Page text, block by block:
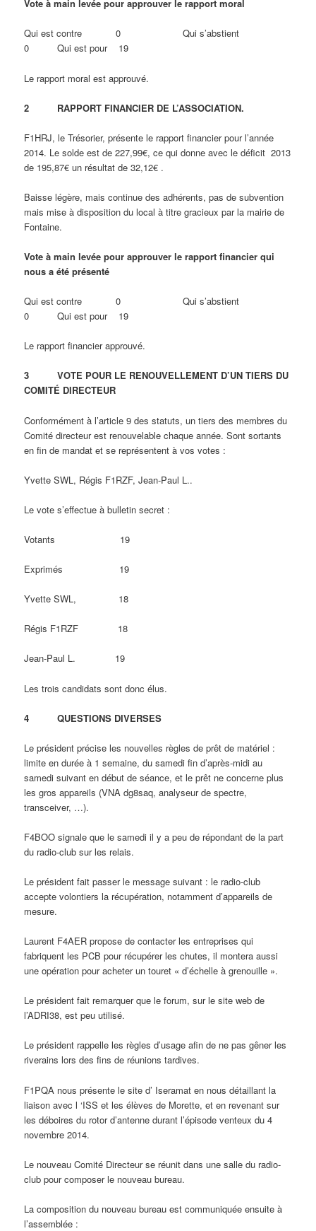
Vote à main levée pour approuver le rapport moral
Qui est contre 0 Qui s’abstient
0 Qui est pour 19
Le rapport moral est approuvé.
2 RAPPORT FINANCIER DE L’ASSOCIATION.
F1HRJ, le Trésorier, présente le rapport financier pour l’année
2014. Le solde est de 227,99€, ce qui donne avec le déficit 2013
de 195,87€ un résultat de 32,12€ .
Baisse légère, mais continue des adhérents, pas de subvention
mais mise à disposition du local à titre gracieux par la mairie de
Fontaine.
Vote à main levée pour approuver le rapport financier qui
nous a été présenté
Qui est contre 0 Qui s’abstient
0 Qui est pour 19
Le rapport financier approuvé.
3
VOTE POUR LE RENOUVELLEMENT D’UN TIERS DU
COMITÉ DIRECTEUR
Conformément à l’article 9 des statuts, un tiers des membres du
Comité directeur est renouvelable chaque année. Sont sortants
en fin de mandat et se représentent à vos votes :
Yvette SWL, Régis F1RZF, Jean-Paul L..
Le vote s’effectue à bulletin secret :
Votants 19
Exprimés 19
Yvette SWL, 18
Régis F1RZF 18
Jean-Paul L. 19
Les trois candidats sont donc élus.
4 QUESTIONS DIVERSES
Le président précise les nouvelles règles de prêt de matériel :
limite en durée à 1 semaine, du samedi fin d’après-midi au
samedi suivant en début de séance, et le prêt ne concerne plus
les gros appareils (VNA dg8saq, analyseur de spectre,
transceiver, …).
F4BOO signale que le samedi il y a peu de répondant de la part
du radio-club sur les relais.
Le président fait passer le message suivant : le radio-club
accepte volontiers la récupération, notamment d’appareils de
mesure.
Laurent F4AER propose de contacter les entreprises qui
fabriquent les PCB pour récupérer les chutes, il montera aussi
une opération pour acheter un touret « d’échelle à grenouille ».
Le président fait remarquer que le forum, sur le site web de
l’ADRI38, est peu utilisé.
Le président rappelle les règles d’usage afin de ne pas gêner les
riverains lors des fins de réunions tardives.
F1PQA nous présente le site d’ Iseramat en nous détaillant la
liaison avec l ‘ISS et les élèves de Morette, et en revenant sur
les déboires du rotor d’antenne durant l’épisode venteux du 4
novembre 2014.
Le nouveau Comité Directeur se réunit dans une salle du radio-
club pour composer le nouveau bureau.
La composition du nouveau bureau est communiquée ensuite à
l’assemblée :